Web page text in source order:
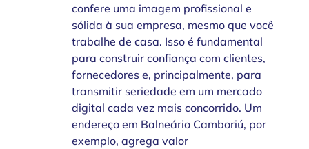
confere uma imagem profissional e
sólida à sua empresa, mesmo que você
trabalhe de casa. Isso é fundamental
para construir confiança com clientes,
fornecedores e, principalmente, para
transmitir seriedade em um mercado
digital cada vez mais concorrido. Um
endereço em Balneário Camboriú, por
exemplo, agrega valor